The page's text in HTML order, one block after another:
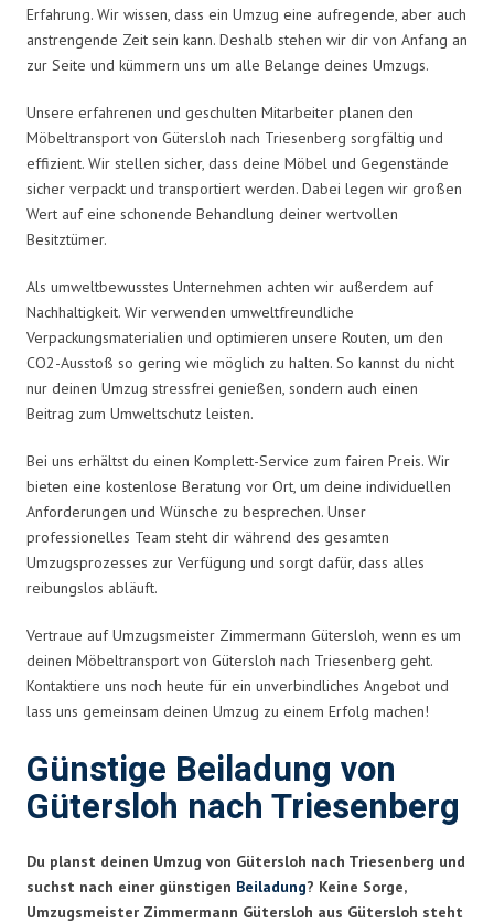
Erfahrung. Wir wissen, dass ein Umzug eine aufregende, aber auch
anstrengende Zeit sein kann. Deshalb stehen wir dir von Anfang an
zur Seite und kümmern uns um alle Belange deines Umzugs.
Unsere erfahrenen und geschulten Mitarbeiter planen den
Möbeltransport von Gütersloh nach Triesenberg sorgfältig und
effizient. Wir stellen sicher, dass deine Möbel und Gegenstände
sicher verpackt und transportiert werden. Dabei legen wir großen
Wert auf eine schonende Behandlung deiner wertvollen
Besitztümer.
Als umweltbewusstes Unternehmen achten wir außerdem auf
Nachhaltigkeit. Wir verwenden umweltfreundliche
Verpackungsmaterialien und optimieren unsere Routen, um den
CO2-Ausstoß so gering wie möglich zu halten. So kannst du nicht
nur deinen Umzug stressfrei genießen, sondern auch einen
Beitrag zum Umweltschutz leisten.
Bei uns erhältst du einen Komplett-Service zum fairen Preis. Wir
bieten eine kostenlose Beratung vor Ort, um deine individuellen
Anforderungen und Wünsche zu besprechen. Unser
professionelles Team steht dir während des gesamten
Umzugsprozesses zur Verfügung und sorgt dafür, dass alles
reibungslos abläuft.
Vertraue auf Umzugsmeister Zimmermann Gütersloh, wenn es um
deinen Möbeltransport von Gütersloh nach Triesenberg geht.
Kontaktiere uns noch heute für ein unverbindliches Angebot und
lass uns gemeinsam deinen Umzug zu einem Erfolg machen!
Günstige Beiladung von
Gütersloh nach Triesenberg
Du planst deinen Umzug von Gütersloh nach Triesenberg und
suchst nach einer günstigen Beiladung? Keine Sorge,
Umzugsmeister Zimmermann Gütersloh aus Gütersloh steht